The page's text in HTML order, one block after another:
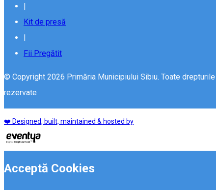
|
Kit de presă
|
Fii Pregătit
© Copyright 2026 Primăria Municipiului Sibiu. Toate drepturile
rezervate
❤️ Designed, built, maintained & hosted by
Acceptă Cookies